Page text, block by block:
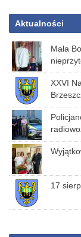
Aktualności
Mała
XXVI
17